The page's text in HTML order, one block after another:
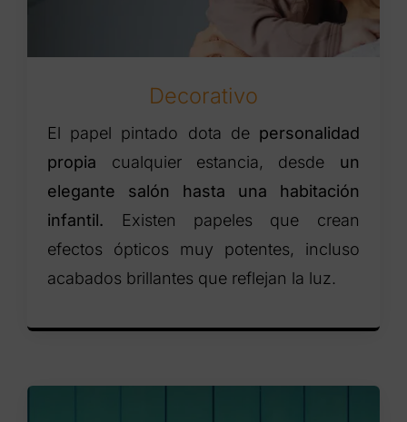
Decorativo
El papel pintado dota de personalidad
propia cualquier estancia, desde un
elegante salón hasta una habitación
infantil. Existen papeles que crean
efectos ópticos muy potentes, incluso
acabados brillantes que reflejan la luz.